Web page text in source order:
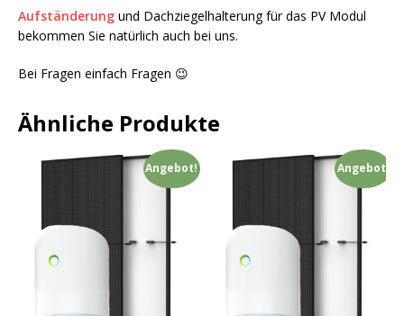
Aufständerung und Dachziegelhalterung für das PV Modul
bekommen Sie natürlich auch bei uns.
Bei Fragen einfach Fragen 😉
Ähnliche Produkte
Angebot! Angebot!